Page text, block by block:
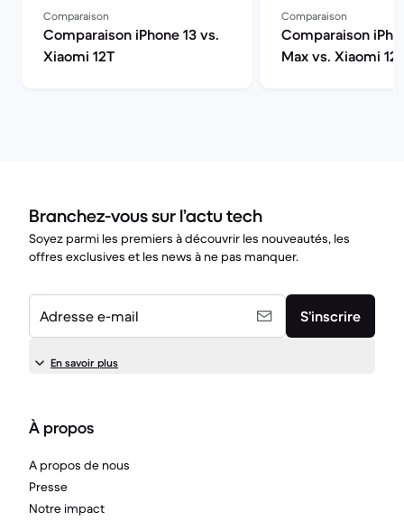
Comparaison
Comparaison iPhone 13 vs.
Xiaomi 12T
Comparaison
Comparaison
Max vs. Xiaomi
Branchez-vous sur l’actu tech
Soyez parmi les premiers à découvrir les nouveautés, les
offres exclusives et les news à ne pas manquer.
Adresse e-mail S’inscrire
En savoir plus
À propos
A propos de nous
Presse
Notre impact